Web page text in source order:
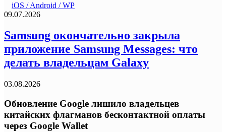
iOS / Android / WP
09.07.2026
Samsung окончательно закрыла
приложение Samsung Messages: что
делать владельцам Galaxy
03.08.2026
Обновление Google лишило владельцев
китайских флагманов бесконтактной оплаты
через Google Wallet